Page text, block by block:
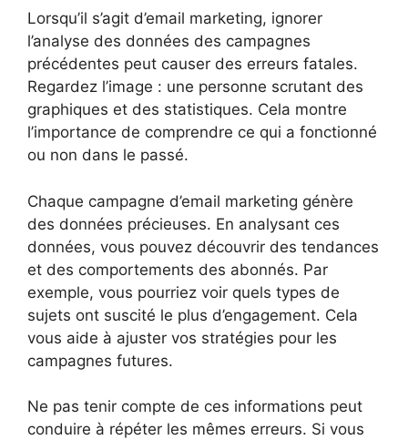
Lorsqu’il s’agit d’email marketing, ignorer
l’analyse des données des campagnes
précédentes peut causer des erreurs fatales.
Regardez l’image : une personne scrutant des
graphiques et des statistiques. Cela montre
l’importance de comprendre ce qui a fonctionné
ou non dans le passé.
Chaque campagne d’email marketing génère
des données précieuses. En analysant ces
données, vous pouvez découvrir des tendances
et des comportements des abonnés. Par
exemple, vous pourriez voir quels types de
sujets ont suscité le plus d’engagement. Cela
vous aide à ajuster vos stratégies pour les
campagnes futures.
Ne pas tenir compte de ces informations peut
conduire à répéter les mêmes erreurs. Si vous